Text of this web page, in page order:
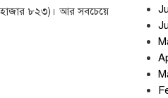
হাজার ৮২৩)। আর সবচেয়ে